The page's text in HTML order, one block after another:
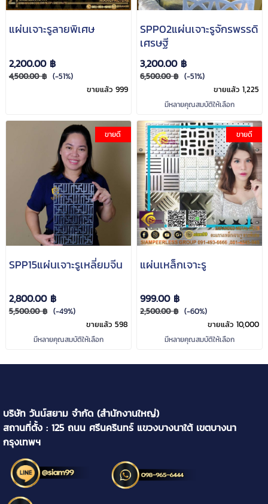
แผ่นเจาะรูลายพิเศษ
2,200.00 ฿
4,500.00 ฿ (-51%)
ขายแล้ว 999
SPP02แผ่นเจาะรูจักรพรรดิ
เศรษฐี
3,200.00 ฿
6,500.00 ฿ (-51%)
ขายแล้ว 1,225
มีหลายคุณสมบัติให้เลือก
ขายดี
SPP15แผ่นเจาะรูเหลี่ยมจีน
2,800.00 ฿
5,500.00 ฿ (-49%)
ขายแล้ว 598
มีหลายคุณสมบัติให้เลือก
ขายดี
แผ่นเหล็กเจาะรู
999.00 ฿
2,500.00 ฿ (-60%)
ขายแล้ว 10,000
มีหลายคุณสมบัติให้เลือก
บริษัท วันน์สยาม จำกัด (สำนักงานใหญ่)
สถานที่ตั้ง : 125 ถนน ศรีนครินทร์ แขวงบางนาใต้ เขตบางนา
กรุงเทพฯ